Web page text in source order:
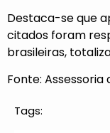
Destaca-se que
citados foram
brasileiras,
Fonte:
Tags: